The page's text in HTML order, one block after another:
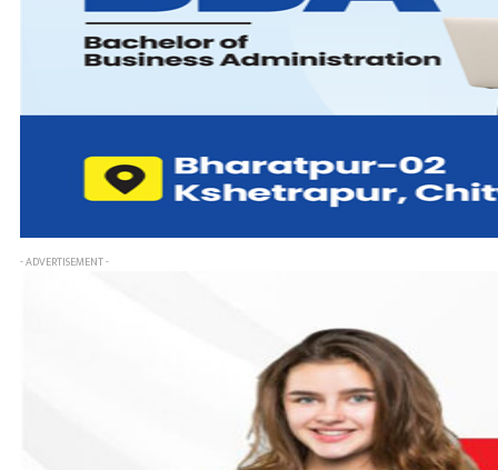
- ADVERTISEMENT -